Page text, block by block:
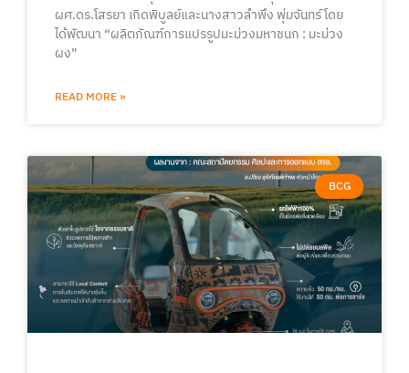
ผศ.ดร.โสรยา เกิดพิบูลย์และนางสาวลำพึง พุ่มจันทร์ โดย
ได้พัฒนา “ผลิตภัณฑ์การแปรรูปมะม่วงมหาชนก : มะม่วง
ผง”
READ MORE »
BCG